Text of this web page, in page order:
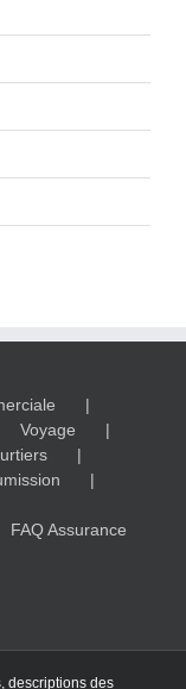
Voyage
FAQ Assurance
descriptions des